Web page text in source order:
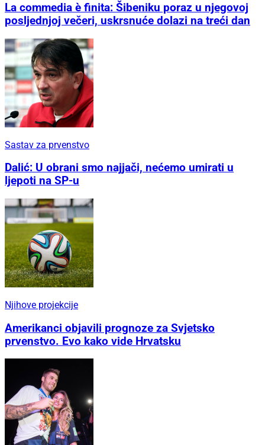
La commedia è finita: Šibeniku poraz u njegovoj
posljednjoj večeri, uskrsnuće dolazi na treći dan
Sastav za prvenstvo
Dalić: U obrani smo najjači, nećemo umirati u
ljepoti na SP-u
Njihove projekcije
Amerikanci objavili prognoze za Svjetsko
prvenstvo. Evo kako vide Hrvatsku